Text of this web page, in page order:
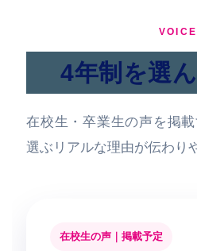
VOICE
4年制を選ん
在校生・卒業生の声を掲
選ぶリアルな理由が伝わり
在校生の声｜掲載予定